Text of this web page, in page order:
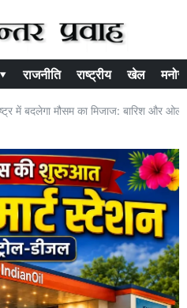
राजनीति राष्ट्रीय खेल
में बदलेगा मौसम का मिजाज: बारिश और